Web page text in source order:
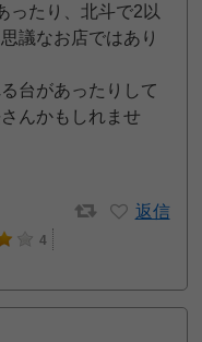
ったり、北斗で2以
議なお店ではあり
台があったりして
んかもしれませ
返信
4